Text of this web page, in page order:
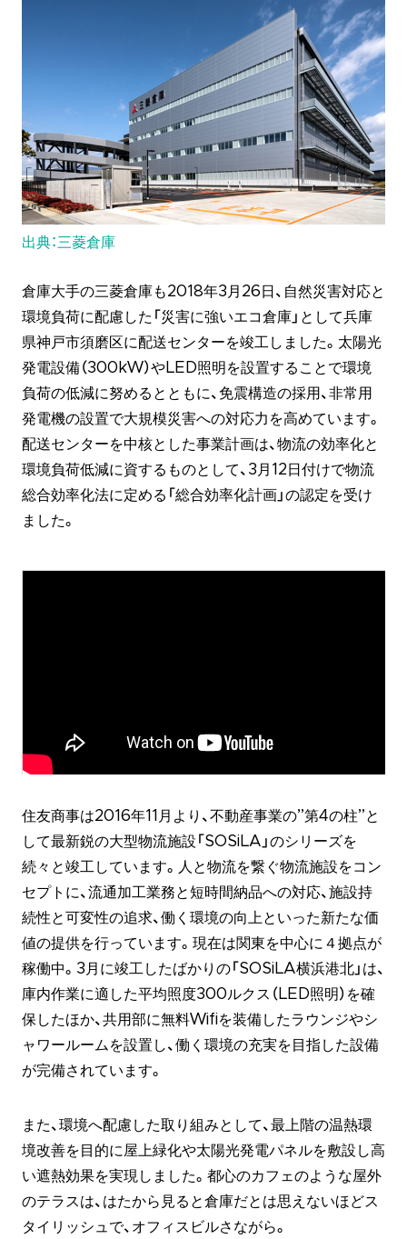
出典：三菱倉庫
倉庫大手の三菱倉庫も2018年3月26日、自然災害対応と
環境負荷に配慮した「災害に強いエコ倉庫」として兵庫
県神戸市須磨区に配送センターを竣工しました。太陽光
発電設備（300kW）やLED照明を設置することで環境
負荷の低減に努めるとともに、免震構造の採用、非常用
発電機の設置で大規模災害への対応力を高めています。
配送センターを中核とした事業計画は、物流の効率化と
環境負荷低減に資するものとして、3月12日付けで物流
総合効率化法に定める「総合効率化計画」の認定を受け
ました。
住友商事は2016年11月より、不動産事業の”第4の柱”と
して最新鋭の大型物流施設「SOSiLA」のシリーズを
続々と竣工しています。人と物流を繋ぐ物流施設をコン
セプトに、流通加工業務と短時間納品への対応、施設持
続性と可変性の追求、働く環境の向上といった新たな価
値の提供を行っています。現在は関東を中心に４拠点が
稼働中。3月に竣工したばかりの「SOSiLA横浜港北」は、
庫内作業に適した平均照度300ルクス（LED照明）を確
保したほか、共用部に無料Wifiを装備したラウンジやシ
ャワールームを設置し、働く環境の充実を目指した設備
が完備されています。
また、環境へ配慮した取り組みとして、最上階の温熱環
境改善を目的に屋上緑化や太陽光発電パネルを敷設し高
い遮熱効果を実現しました。都心のカフェのような屋外
のテラスは、はたから見ると倉庫だとは思えないほどス
タイリッシュで、オフィスビルさながら。